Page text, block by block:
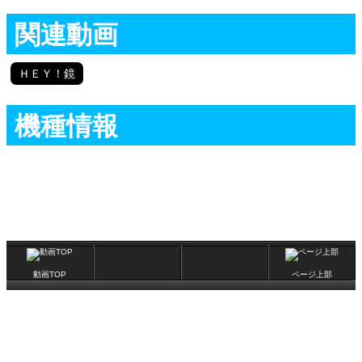
関連動画
ＨＥＹ！鏡
機種情報
動画TOP ページ上部